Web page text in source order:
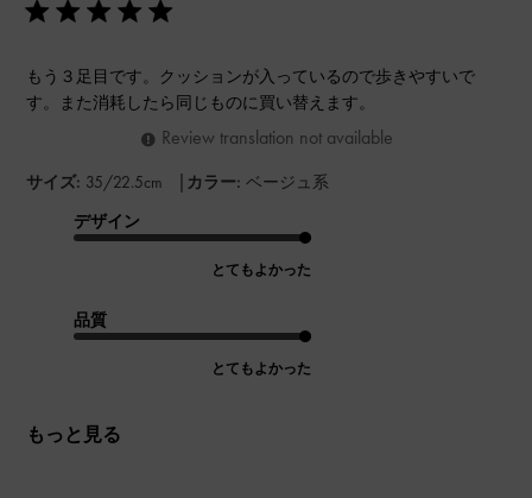
もう３足目です。クッションが入っているので歩きやすいで
す。また消耗したら同じものに買い替えます。
サイズ: 35/22.5cm | カラー: ベージュ系
デザイン
とてもよかった
品質
とてもよかった
もっと見る
Review translation not available